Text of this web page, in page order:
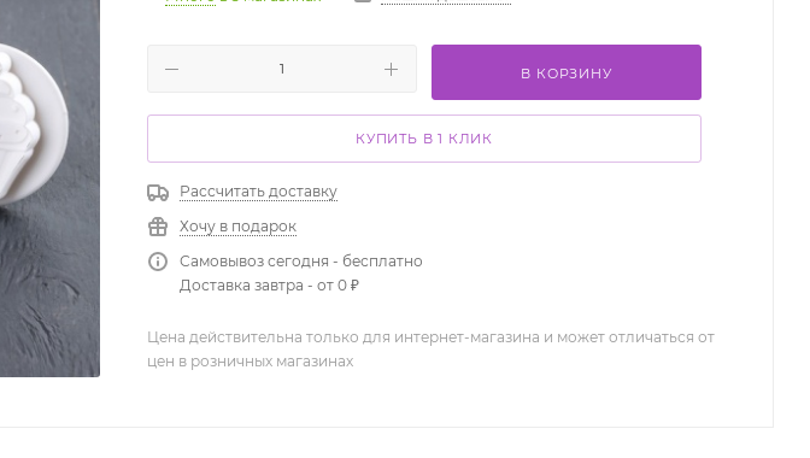
В КОРЗИНУ
КУПИТЬ В 1 КЛИК
Рассчитать доставку
Хочу в подарок
Самовывоз сегодня - бесплатно
Доставка завтра - от 0 ₽
Цена действительна только для интернет-магазина и может отличаться от
цен в розничных магазинах